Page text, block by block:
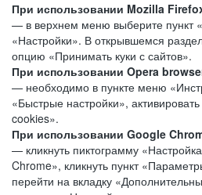
При использовании Mozilla
— в верхнем меню выберите пункт
«Настройки». В открывшемся
опцию «Принимать куки с сайтов».
При использовании Opera
— необходимо в пункте меню
«Быстрые настройки»,
cookies».
При использовании Google
— кликнуть пиктограмму
Chrome», кликнуть пункт
перейти на вкладку